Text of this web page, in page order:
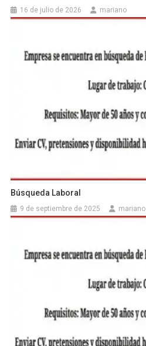
16 de julio de 2026 mariano
Búsqueda Laboral
9 de septiembre de 2025 mariano